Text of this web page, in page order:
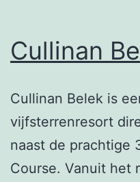
Cullinan
Cullinan Belek is
vijfsterrenresort
naast de prachtige
Course. Vanuit het